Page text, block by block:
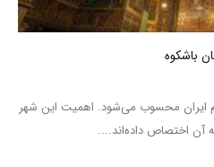
باشکوه
ایران محسوب می‌شود. اهمیت این شهر
آن اختصاص داده‌اند....